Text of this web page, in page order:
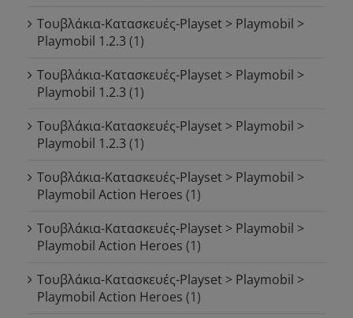
Τουβλάκια-Κατασκευές-Playset > Playmobil >
Playmobil 1.2.3 (1)
Τουβλάκια-Κατασκευές-Playset > Playmobil >
Playmobil 1.2.3 (1)
Τουβλάκια-Κατασκευές-Playset > Playmobil >
Playmobil 1.2.3 (1)
Τουβλάκια-Κατασκευές-Playset > Playmobil >
Playmobil Action Heroes (1)
Τουβλάκια-Κατασκευές-Playset > Playmobil >
Playmobil Action Heroes (1)
Τουβλάκια-Κατασκευές-Playset > Playmobil >
Playmobil Action Heroes (1)